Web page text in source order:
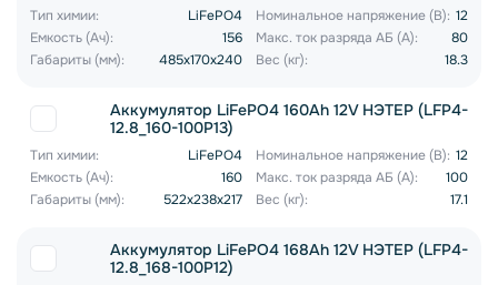
Тип химии: LiFePO4 Номинальное напряжение (В): 12
Емкость (Ач):
156 Макс. ток разряда АБ (А):
80
Габариты (мм):
485x170x240 Вес (кг): 18.3
Аккумулятор LiFePO4 160Ah 12V НЭТЕР (LFP4-
12.8_160-100P13)
Тип химии: LiFePO4 Номинальное напряжение (В): 12
Емкость (Ач):
160 Макс. ток разряда АБ (А):
100
Габариты (мм):
522x238x217 Вес (кг): 17.1
Аккумулятор LiFePO4 168Ah 12V НЭТЕР (LFP4-
12.8_168-100P12)